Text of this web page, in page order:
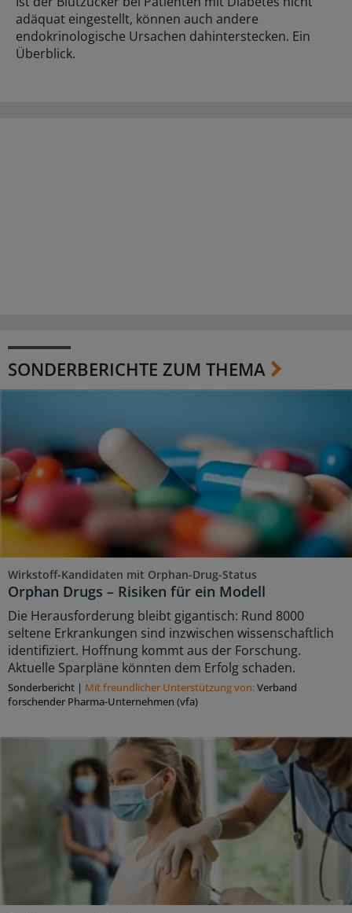
adäquat eingestellt, können auch andere
endokrinologische Ursachen dahinterstecken. Ein
Überblick.
SONDERBERICHTE ZUM THEMA
Wirkstoff-Kandidaten mit Orphan-Drug-Status
Orphan Drugs – Risiken für ein Modell
Die Herausforderung bleibt gigantisch: Rund 8000
seltene Erkrankungen sind inzwischen wissenschaftlich
identifiziert. Hoffnung kommt aus der Forschung.
Aktuelle Sparpläne könnten dem Erfolg schaden.
Sonderbericht | Mit freundlicher Unterstützung von:Verband
forschender Pharma-Unternehmen (vfa)